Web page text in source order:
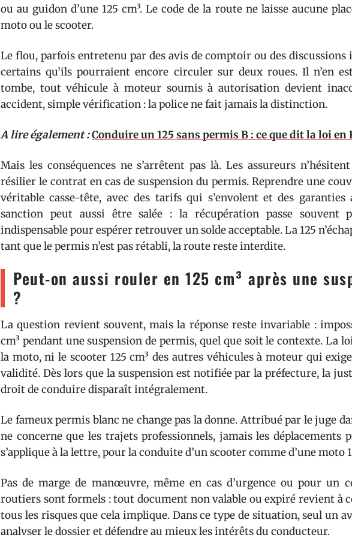
ou au guidon d’une 125 cm³. Le code de la route ne laisse aucune
moto ou le scooter.
Le flou, parfois entretenu par des avis de comptoir ou des
certains qu’ils pourraient encore circuler sur deux roues. Il n’en
tombe, tout véhicule à moteur soumis à autorisation devient
accident, simple vérification : la police ne fait jamais la distinction.
A lire également :Conduire un 125 sans permis B : ce que dit la loi en
Mais les conséquences ne s’arrêtent pas là. Les assureurs
résilier le contrat en cas de suspension du permis. Reprendre une
véritable casse-tête, avec des tarifs qui s’envolent et des
sanction peut aussi être salée : la récupération passe souvent
indispensable pour espérer retrouver un solde acceptable. La 125
tant que le permis n’est pas rétabli, la route reste interdite.
Peut-on aussi rouler en 125 cm³ après une
?
La question revient souvent, mais la réponse reste invariable :
cm³ pendant une suspension de permis, quel que soit le contexte. La
la moto, ni le scooter 125 cm³ des autres véhicules à moteur qui
validité. Dès lors que la suspension est notifiée par la préfecture, la
droit de conduire disparaît intégralement.
Le fameux permis blanc ne change pas la donne. Attribué par le juge
ne concerne que les trajets professionnels, jamais les
s’applique à la lettre, pour la conduite d’un scooter comme d’une moto
Pas de marge de manœuvre, même en cas d’urgence ou pour un
routiers sont formels : tout document non valable ou expiré revient à
tous les risques que cela implique. Dans ce type de situation, seul un
analyser le dossier et défendre au mieux les intérêts du conducteur.